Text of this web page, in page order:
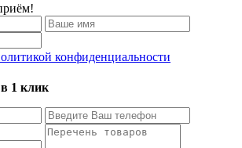
конфиденциальности
1 клик